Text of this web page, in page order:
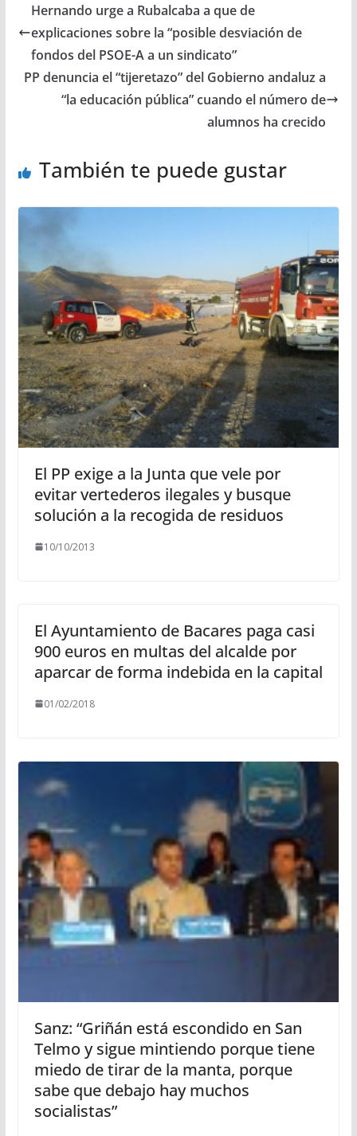
Hernando urge a Rubalcaba a que de
explicaciones sobre la “posible desviación de
fondos del PSOE-A a un sindicato”
PP denuncia el “tijeretazo” del Gobierno andaluz a
“la educación pública” cuando el número de
alumnos ha crecido
También te puede gustar
El PP exige a la Junta que vele por
evitar vertederos ilegales y busque
solución a la recogida de residuos
10/10/2013
El Ayuntamiento de Bacares paga casi
900 euros en multas del alcalde por
aparcar de forma indebida en la capital
01/02/2018
Sanz: “Griñán está escondido en San
Telmo y sigue mintiendo porque tiene
miedo de tirar de la manta, porque
sabe que debajo hay muchos
socialistas”